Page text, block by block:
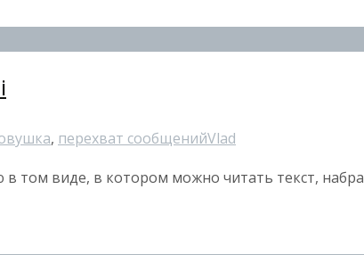
, перехват сообщенийVlad
том виде, в котором можно читать текст,